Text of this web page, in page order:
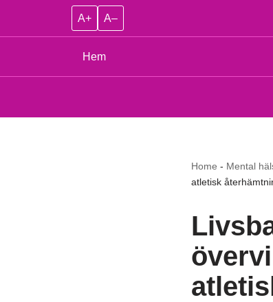
A+ A–
Hem
Home - Mental
atletisk